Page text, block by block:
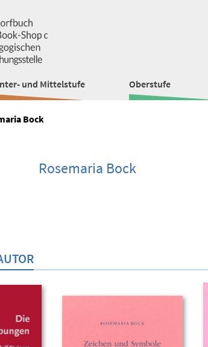
und Mittelstufe Oberstufe
Bock
Rosemaria Bock